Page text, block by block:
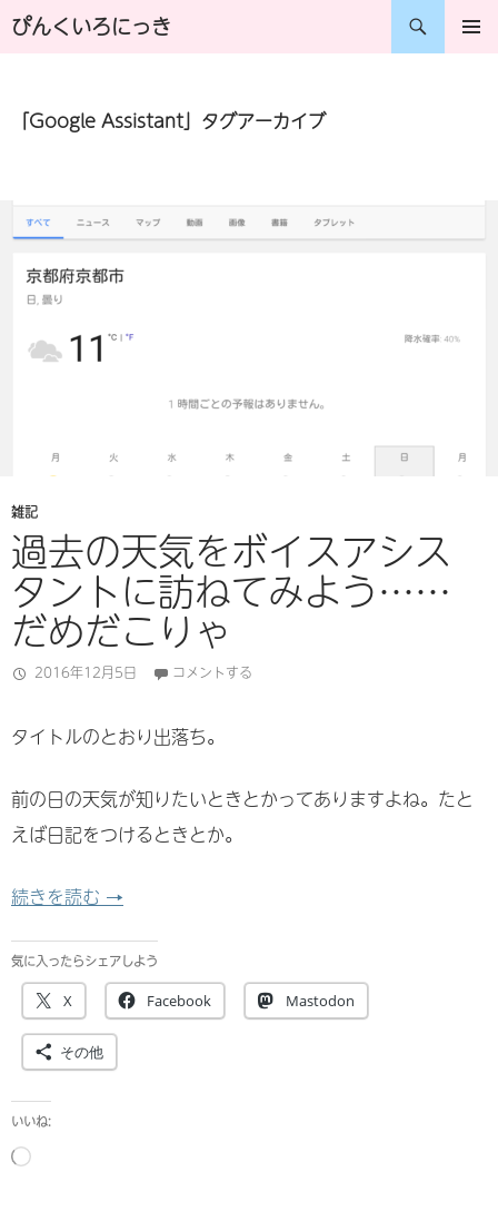
コ
ス
ぴんくいろにっき
検
「Google Assistant」タグアーカイブ
雑記
過去の天気をボイスアシス
タントに訪ねてみよう……
だめだこりゃ
2016年12月5日 コメントする
タイトルのとおり出落ち。
前の日の天気が知りたいときとかってありますよね。たと
えば日記をつけるときとか。
続きを読む 過去の天気をボイスアシスタントに訪ねてみよ
→
気に入ったらシェアしよう
X Facebook Mastodon
その他
いいね:
読